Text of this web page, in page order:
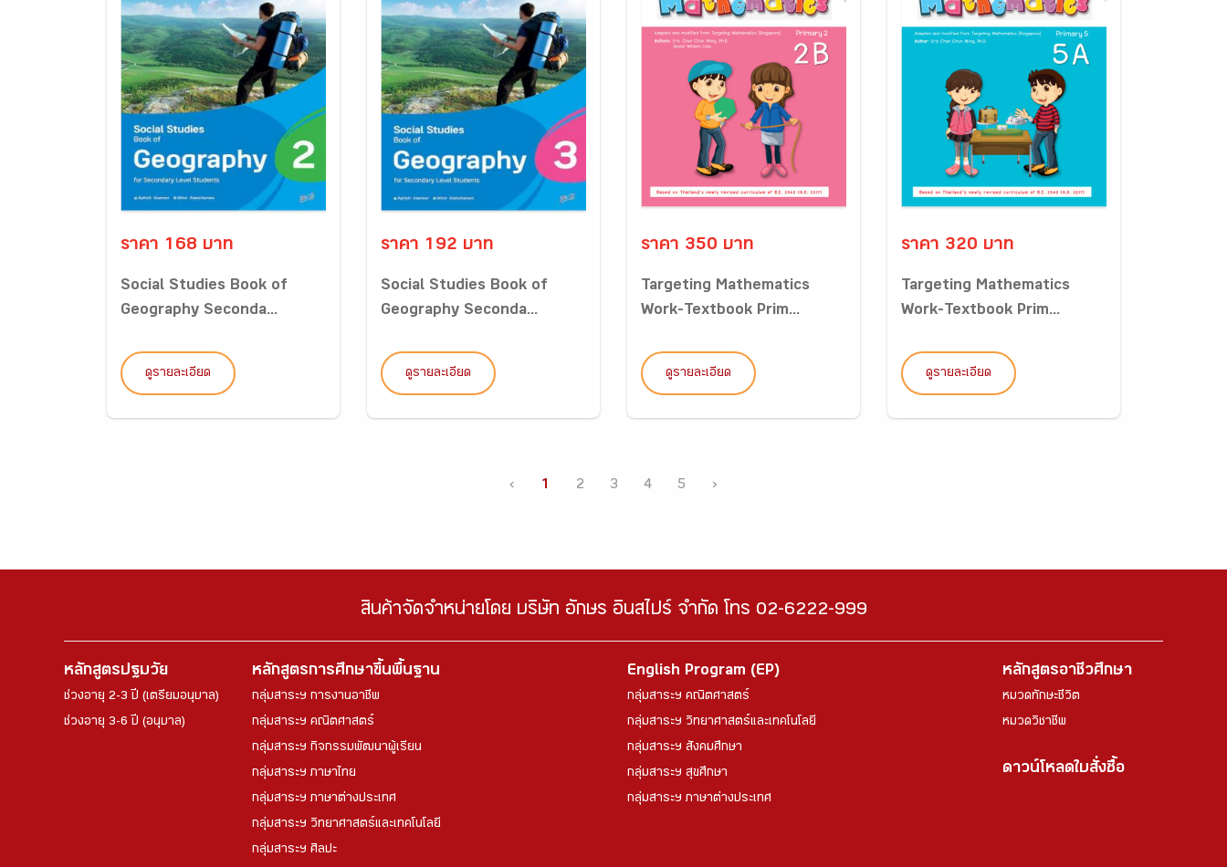
ราคา 168 บาท
Social Studies Book of
Geography Seconda...
ดูรายละเอียด
ราคา 192 บาท
Social Studies Book of
Geography Seconda...
ดูรายละเอียด
ราคา 350 บาท
Targeting Mathematics
Work-Textbook Prim...
ดูรายละเอียด
ราคา 320 บาท
Targeting Mathematics
Work-Textbook Prim...
ดูรายละเอียด
‹ 1 2 3 4 5 ›
สินค้าจัดจำหน่ายโดย บริษัท อักษร อินสไปร์ จำกัด โทร 02-6222-999
หลักสูตรปฐมวัย
ช่วงอายุ 2-3 ปี (เตรียมอนุบาล)
ช่วงอายุ 3-6 ปี (อนุบาล)
หลักสูตรการศึกษาขึ้นพื้นฐาน
กลุ่มสาระฯ การงานอาชีพ
กลุ่มสาระฯ คณิตศาสตร์
กลุ่มสาระฯ กิจกรรมพัฒนาผู้เรียน
กลุ่มสาระฯ ภาษาไทย
กลุ่มสาระฯ ภาษาต่างประเทศ
กลุ่มสาระฯ วิทยาศาสตร์และเทคโนโลยี
กลุ่มสาระฯ ศิลปะ
English Program (EP)
กลุ่มสาระฯ คณิตศาสตร์
กลุ่มสาระฯ วิทยาศาสตร์และเทคโนโลยี
กลุ่มสาระฯ สังคมศึกษา
กลุ่มสาระฯ สุขศึกษา
กลุ่มสาระฯ ภาษาต่างประเทศ
หลักสูตรอาชีวศึกษา
หมวดทักษะชีวิต
หมวดวิชาชีพ
ดาวน์โหลดใบสั่งซื้อ